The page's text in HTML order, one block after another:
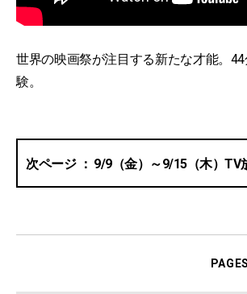
世界の映画祭が注目する新たな才能。
験。
9/9（金）～9/15（木）TV
PAGES